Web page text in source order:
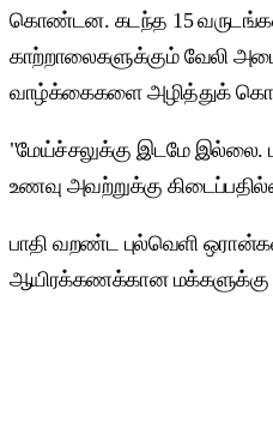
கொண்டன. கடந்த 15
காற்றாலைகளுக்கும் வேலி
வாழ்க்கைகளை அழித்துக்
"மேய்ச்சலுக்கு இடமே இல்லை.
உணவு அவற்றுக்கு
பாதி வறண்ட புல்வெளி
ஆயிரக்கணக்கான